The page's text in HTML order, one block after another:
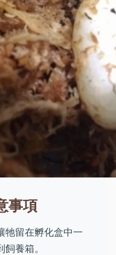
事項
牠留在孵化盒中一
養箱。